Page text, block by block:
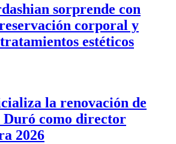
sorprende con
corporal y
estéticos
la renovación de
como director
2026